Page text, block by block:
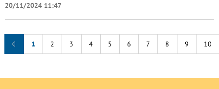
20/11/2024 11:47
1 2 3 4 5 6 7 8 9 10